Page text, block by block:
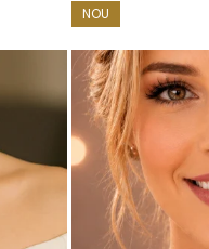
perle naturale de
proveniența
de lumină personală.
NOU